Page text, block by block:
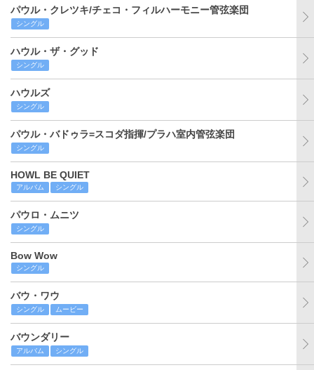
パウル・クレツキ/チェコ・フィルハーモニー管弦楽団
シングル
ハウル・ザ・グッド
シングル
ハウルズ
シングル
パウル・バドゥラ=スコダ指揮/プラハ室内管弦楽団
シングル
HOWL BE QUIET
アルバム シングル
パウロ・ムニツ
シングル
Bow Wow
シングル
バウ・ワウ
シングル ムービー
バウンダリー
アルバム シングル